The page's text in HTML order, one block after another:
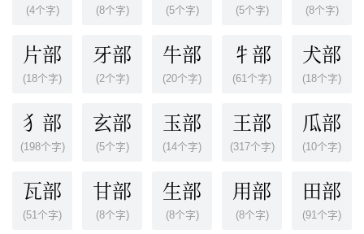
(4个字) (8个字) (5个字) (5个字) (8个字)
片部
(18个字)
牙部
(2个字)
牛部
(20个字)
牜部
(61个字)
犬部
(18个字)
犭部
(198个字)
玄部
(5个字)
玉部
(14个字)
王部
(317个字)
瓜部
(10个字)
瓦部
(51个字)
甘部
(8个字)
生部
(8个字)
用部
(8个字)
田部
(91个字)